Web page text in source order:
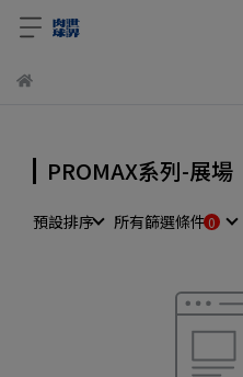
PROMAX系列-展場
預設排序 所有篩選條件